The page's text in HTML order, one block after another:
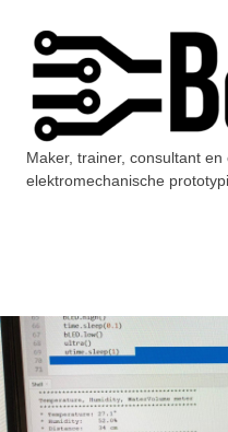
inhoud
BotBerg
Maker, trainer, consultant
elektromechanische